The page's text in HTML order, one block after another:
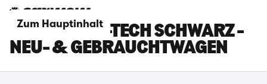
Zum Hauptinhalt
RENAULT 5 E-TECH SCHWARZ -
NEU- & GEBRAUCHTWAGEN